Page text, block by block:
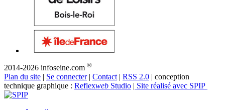
2014-2026 infoseine.com ®
Plan du site Se connecter| Contact| RSS 2.0
| conception
technique graphique : Reflexweb Studio Site réalisé avec SPIP